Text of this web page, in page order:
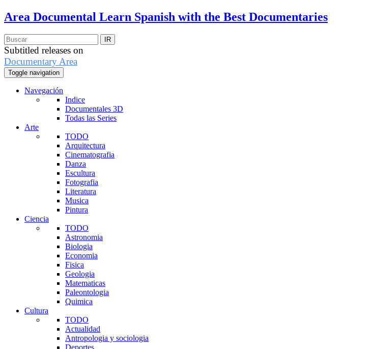
Area Documental Learn Spanish with the Best Documentaries
Subtitled releases on
Documentary Area
Toggle navigation
Navegación
Indice
Documentales 3D
Todas las Series
Arte
TODO
Arquitectura
Cinematografia
Danza
Escultura
Fotografia
Literatura
Musica
Pintura
Ciencia
TODO
Astronomia
Biologia
Economia
Fisica
Geologia
Matematicas
Paleontologia
Quimica
Cultura
TODO
Actualidad
Antropologia y sociologia
Deportes